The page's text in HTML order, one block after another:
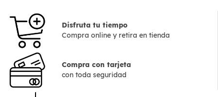
Disfruta tu tiempo
Compra online y retira en tienda
Compra con tarjeta
con toda seguridad